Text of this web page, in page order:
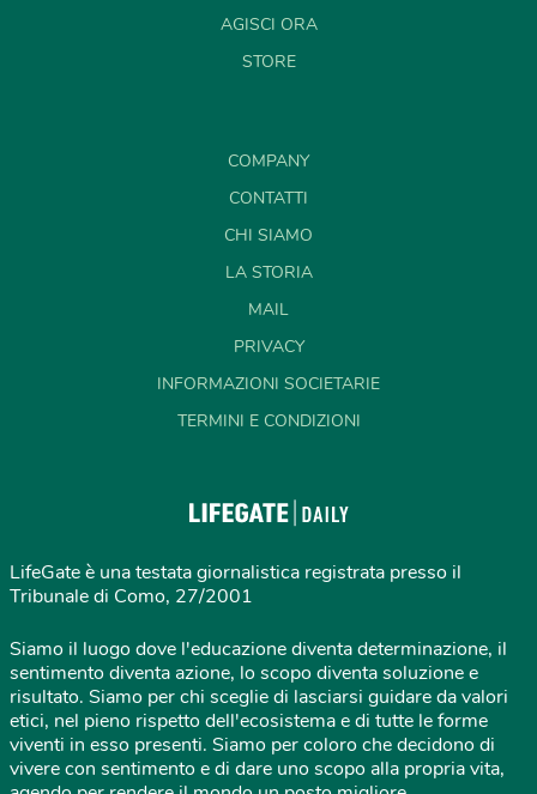
AGISCI ORA
STORE
COMPANY
CONTATTI
CHI SIAMO
LA STORIA
MAIL
PRIVACY
INFORMAZIONI SOCIETARIE
TERMINI E CONDIZIONI
LifeGate è una testata giornalistica registrata presso il
Tribunale di Como, 27/2001
Siamo il luogo dove l'educazione diventa determinazione, il
sentimento diventa azione, lo scopo diventa soluzione e
risultato. Siamo per chi sceglie di lasciarsi guidare da valori
etici, nel pieno rispetto dell'ecosistema e di tutte le forme
viventi in esso presenti. Siamo per coloro che decidono di
vivere con sentimento e di dare uno scopo alla propria vita,